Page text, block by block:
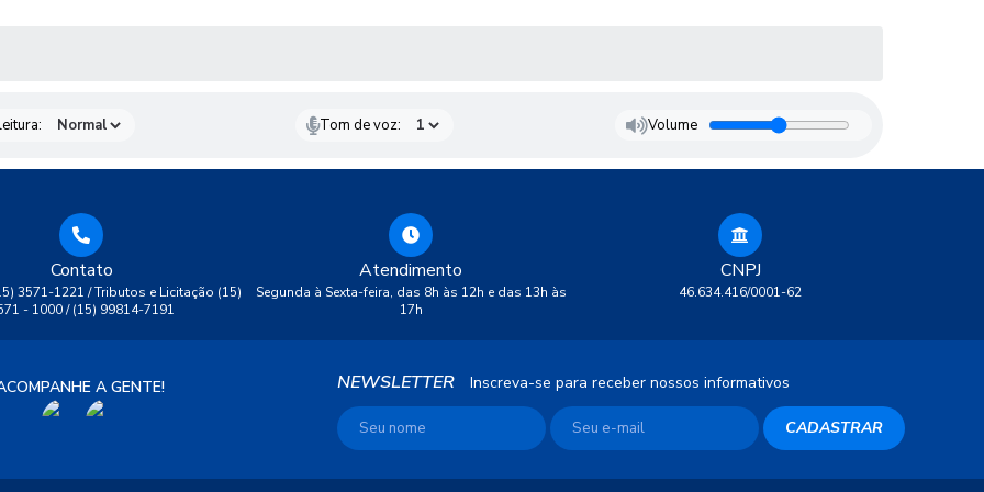
Tom de voz: Volume
Contato
3571-1221 / Tributos e Licitação (15)
- 1000 / (15) 99814-7191
Atendimento
Segunda à Sexta-feira, das 8h às 12h e das 13h às
17h
CNPJ
46.634.416/0001-62
A GENTE! NEWSLETTER Inscreva-se para receber nossos informativos
CADASTRAR